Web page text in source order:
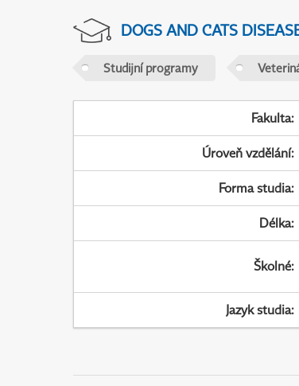
DOGS AND CATS
Studijní programy
Fakulta:
Úroveň vzdělání:
Forma studia:
Délka:
Školné:
Jazyk studia: